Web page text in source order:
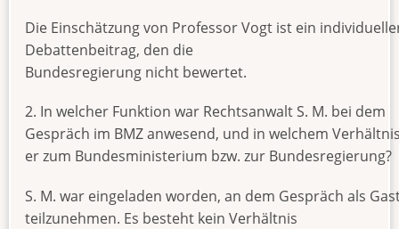
Die Einschätzung von Professor Vogt ist ein
Debattenbeitrag, den die
Bundesregierung nicht bewertet.
2. In welcher Funktion war Rechtsanwalt S. M. bei dem
Gespräch im BMZ anwesend, und in welchem
er zum Bundesministerium bzw. zur Bundesregierung?
S. M. war eingeladen worden, an dem Gespräch als
teilzunehmen. Es besteht kein Verhältnis